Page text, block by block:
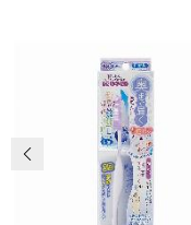
前の画像